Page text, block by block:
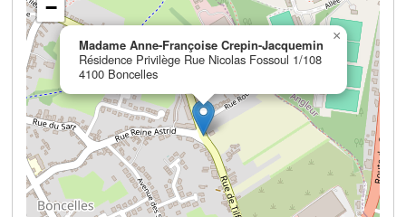
Madame Anne-Françoise Crepin-Jacquemin
Résidence Privilège Rue Nicolas Fossoul 1/108
4100 Boncelles
×
−